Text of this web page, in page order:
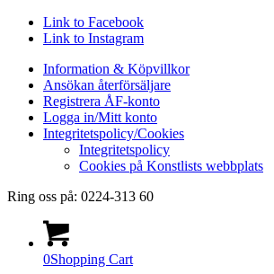
Link to Facebook
Link to Instagram
Information & Köpvillkor
Ansökan återförsäljare
Registrera ÅF-konto
Logga in/Mitt konto
Integritetspolicy/Cookies
Integritetspolicy
Cookies på Konstlists webbplats
Ring oss på: 0224-313 60
0Shopping Cart